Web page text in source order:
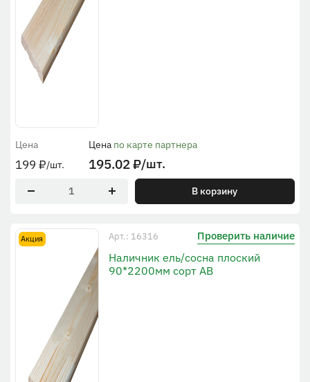
Цена
199 ₽/шт.
Цена по карте партнера
195.02₽/шт.
В корзину
Акция Арт.: 16316 Проверить наличие
Наличник ель/сосна плоский
90*2200мм сорт АВ